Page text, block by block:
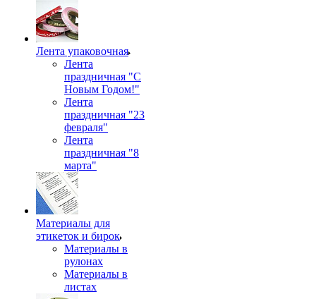
Лента упаковочная
Лента
праздничная "С
Новым Годом!"
Лента
праздничная "23
февраля"
Лента
праздничная "8
марта"
Материалы для
этикеток и бирок
Материалы в
рулонах
Материалы в
листах